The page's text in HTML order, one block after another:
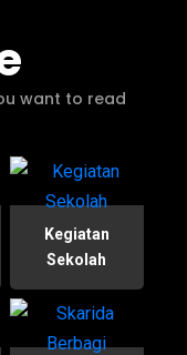
want to read
Kegiatan
Sekolah